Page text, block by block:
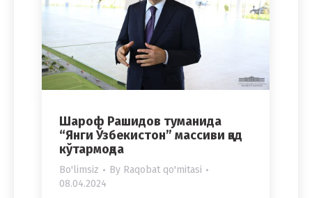
Шароф Рашидов туманида
“Янги Ўзбекистон” массиви қад
кўтармоқда
Bo'limsiz By Raqobat qo'mitasi
08.04.2024